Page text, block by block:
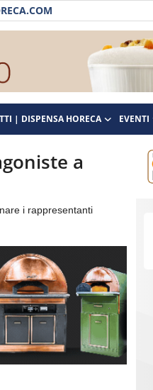
| DISPENSA HORECA EVENTI
a
i rappresentanti